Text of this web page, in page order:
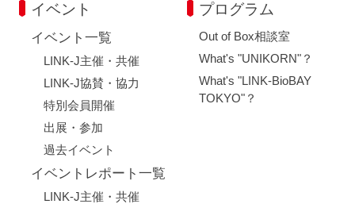
イベント
イベント一覧
LINK-J主催・共催
LINK-J協賛・協力
特別会員開催
出展・参加
過去イベント
イベントレポート一覧
LINK-J主催・共催
プログラム
Out of Box相談室
What's "UNIKORN"？
What's "LINK-BioBAY
TOKYO"？